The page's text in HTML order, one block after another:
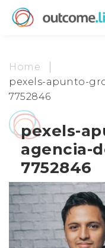
Home
pexels-apunto-
7752846
pexels-
agencia-
7752846